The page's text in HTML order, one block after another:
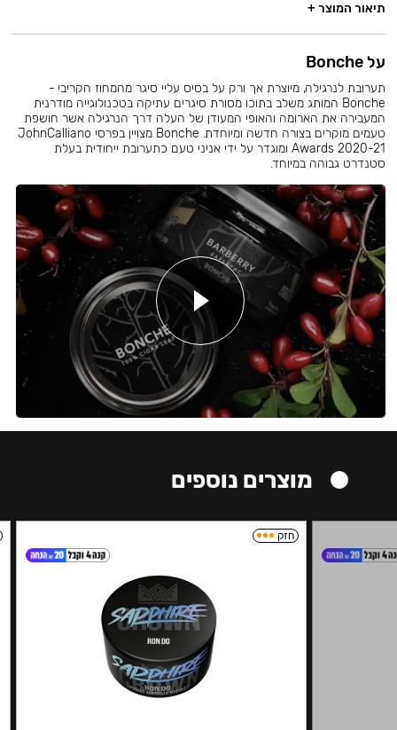
תיאור המוצר +
על Bonche
תערובת לנרגילה, מיוצרת אך ורק על בסיס עליי סיגר מהמחוז הקריבי -
Bonche המותג משלב בתוכו מסורת סיגרים עתיקה בטכנולוגייה מודרנית
המעבירה את הארומה והאופי המעודן של העלה דרך הנרגילה אשר חושפת
טעמים מוקרים בצורה חדשה ומיוחדת. Bonche מצויין בפרסי JohnCalliano
Awards 2020-21 ומוגדר על ידי אניני טעם כתערובת ייחודית בעלת
סטנדרט גבוהה במיוחד.
מוצרים נוספים
חזק